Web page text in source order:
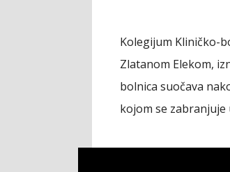
Kolegijum Kliničko-
Zlatanom Elekom,
bolnica suočava
kojom se